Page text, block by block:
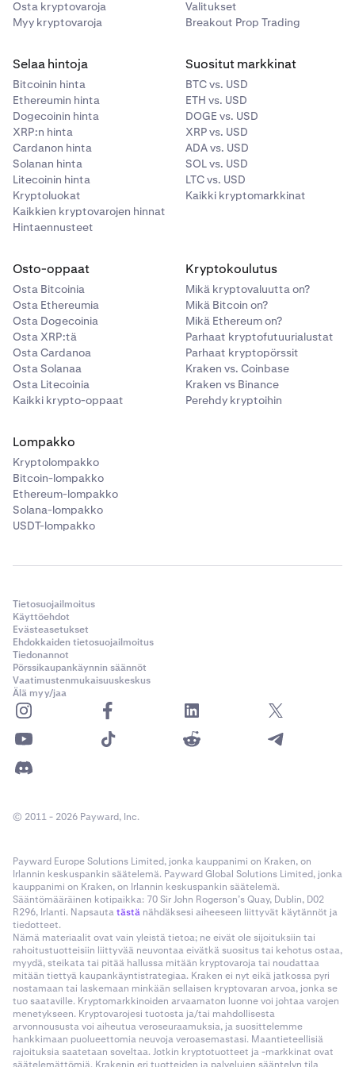
Nämä maksut koskevat kaupankäynnin molempia
suljetaan.
Osta kryptovaroja
Myy kryptovaroja
Valitukset
Breakout Prop Trading
Selaa hintoja
Bitcoinin hinta
Ethereumin hinta
Dogecoinin hinta
XRP:n hinta
Cardanon hinta
Solanan hinta
Litecoinin hinta
Kryptoluokat
Kaikkien kryptovarojen hinnat
Hintaennusteet
Suositut markkinat
BTC vs. USD
ETH vs. USD
DOGE vs. USD
XRP vs. USD
ADA vs. USD
SOL vs. USD
LTC vs. USD
Kaikki kryptomarkkinat
Osto-oppaat
Osta Bitcoinia
Osta Ethereumia
Osta Dogecoinia
Osta XRP:tä
Osta Cardanoa
Osta Solanaa
Osta Litecoinia
Kaikki krypto-oppaat
Kryptokoulutus
Mikä kryptovaluutta on?
Mikä Bitcoin on?
Mikä Ethereum on?
Parhaat kryptofutuurialustat
Parhaat kryptopörssit
Kraken vs. Coinbase
Kraken vs Binance
Perehdy kryptoihin
Lompakko
Kryptolompakko
Bitcoin-lompakko
Ethereum-lompakko
Solana-lompakko
USDT-lompakko
Tietosuojailmoitus
Käyttöehdot
Evästeasetukset
Ehdokkaiden tietosuojailmoitus
Tiedonannot
Pörssikaupankäynnin säännöt
Vaatimustenmukaisuuskeskus
Älä myy/jaa
© 2011 - 2026 Payward, Inc.
Payward Europe Solutions Limited, jonka kauppanimi on Kraken, on
Irlannin keskuspankin säätelemä. Payward Global Solutions Limited, jonka
kauppanimi on Kraken, on Irlannin keskuspankin säätelemä.
Sääntömääräinen kotipaikka: 70 Sir John Rogerson’s Quay, Dublin, D02
R296, Irlanti. Napsautatästä nähdäksesi aiheeseen liittyvät käytännöt ja
tiedotteet.
Nämä materiaalit ovat vain yleistä tietoa; ne eivät ole sijoituksiin tai
rahoitustuotteisiin liittyvää neuvontaa eivätkä suositus tai kehotus ostaa,
myydä, steikata tai pitää hallussa mitään kryptovaroja tai noudattaa
mitään tiettyä kaupankäyntistrategiaa. Kraken ei nyt eikä jatkossa pyri
nostamaan tai laskemaan minkään sellaisen kryptovaran arvoa, jonka se
tuo saataville. Kryptomarkkinoiden arvaamaton luonne voi johtaa varojen
menetykseen. Kryptovarojesi tuotosta ja/tai mahdollisesta
arvonnoususta voi aiheutua veroseuraamuksia, ja suosittelemme
hankkimaan puolueettomia neuvoja veroasemastasi. Maantieteellisiä
rajoituksia saatetaan soveltaa. Jotkin kryptotuotteet ja -markkinat ovat